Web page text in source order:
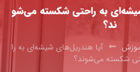
به راحتی شکسته می‌شو
ند؟
آیا هندریل‌های شیشه‌ای به را
شکسته می‌شوند؟